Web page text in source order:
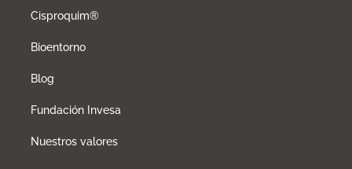
Cisproquim®
Bioentorno
Blog
Fundación Invesa
Nuestros valores